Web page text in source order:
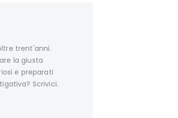
trent'anni.
la giusta
e preparati
Scrivici.